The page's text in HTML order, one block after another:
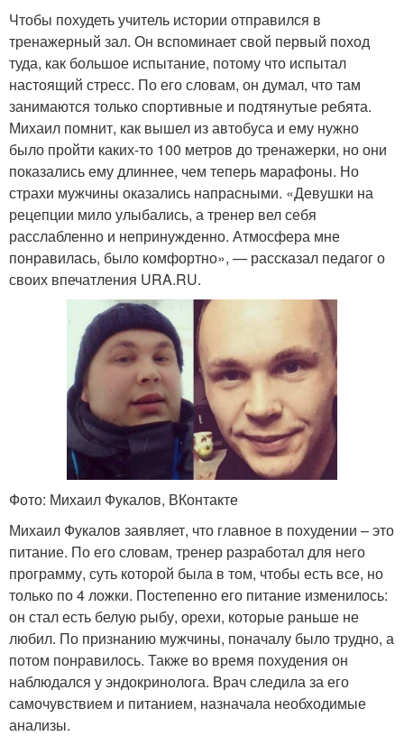
Чтобы похудеть учитель истории отправился в
тренажерный зал. Он вспоминает свой первый поход
туда, как большое испытание, потому что испытал
настоящий стресс. По его словам, он думал, что там
занимаются только спортивные и подтянутые ребята.
Михаил помнит, как вышел из автобуса и ему нужно
было пройти каких-то 100 метров до тренажерки, но они
показались ему длиннее, чем теперь марафоны. Но
страхи мужчины оказались напрасными. «Девушки на
рецепции мило улыбались, а тренер вел себя
расслабленно и непринужденно. Атмосфера мне
понравилась, было комфортно», — рассказал педагог о
своих впечатления URA.RU.
Фото: Михаил Фукалов, ВКонтакте
Михаил Фукалов заявляет, что главное в похудении – это
питание. По его словам, тренер разработал для него
программу, суть которой была в том, чтобы есть все, но
только по 4 ложки. Постепенно его питание изменилось:
он стал есть белую рыбу, орехи, которые раньше не
любил. По признанию мужчины, поначалу было трудно, а
потом понравилось. Также во время похудения он
наблюдался у эндокринолога. Врач следила за его
самочувствием и питанием, назначала необходимые
анализы.